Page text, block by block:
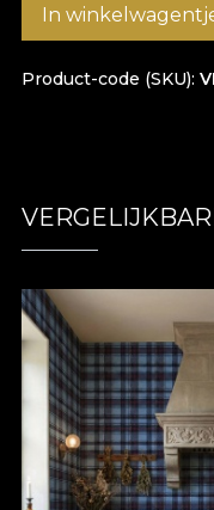
Product-code (SKU)
In